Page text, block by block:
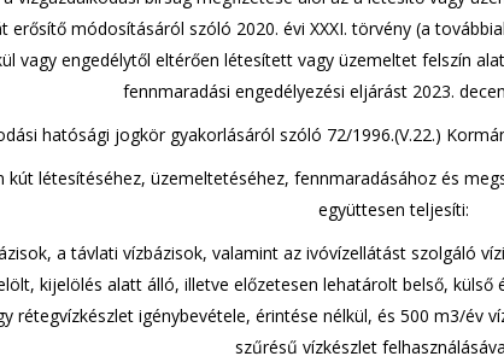
erősítő módosításáról szóló 2020. évi XXXI. törvény (a
vagy engedélytől eltérően létesített vagy üzemeltet felszín
fennmaradási engedélyezési eljárást 2023.
hatósági jogkör gyakorlásáról szóló 72/1996.(V.22.)
kút létesítéséhez, üzemeltetéséhez, fennmaradásához és
együttesen teljesíti:
a távlati vízbázisok, valamint az ivóvízellátást szolgáló
kijelölés alatt álló, illetve előzetesen lehatárolt belső,
rétegvízkészlet igénybevétele, érintése nélkül, és 500 m3/év
szűrésű vízkészlet